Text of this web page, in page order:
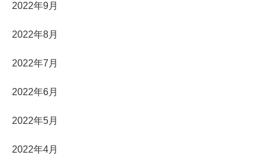
2022年9月
2022年8月
2022年7月
2022年6月
2022年5月
2022年4月